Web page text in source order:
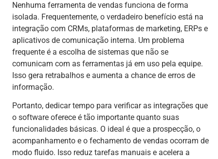
Nenhuma ferramenta de vendas funciona de forma
isolada. Frequentemente, o verdadeiro benefício está na
integração com CRMs, plataformas de marketing, ERPs e
aplicativos de comunicação interna. Um problema
frequente é a escolha de sistemas que não se
comunicam com as ferramentas já em uso pela equipe.
Isso gera retrabalhos e aumenta a chance de erros de
informação.
Portanto, dedicar tempo para verificar as integrações que
o software oferece é tão importante quanto suas
funcionalidades básicas. O ideal é que a prospecção, o
acompanhamento e o fechamento de vendas ocorram de
modo fluido. Isso reduz tarefas manuais e acelera a